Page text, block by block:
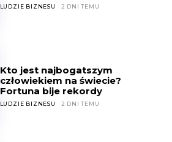
LUDZIE BIZNESU 2 DNI TEMU
Kto jest najbogatszym
człowiekiem na świecie?
Fortuna bije rekordy
LUDZIE BIZNESU 2 DNI TEMU